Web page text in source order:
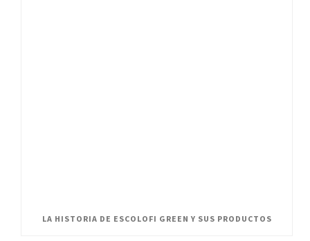
LA HISTORIA DE ESCOLOFI GREEN Y SUS PRODUCTOS